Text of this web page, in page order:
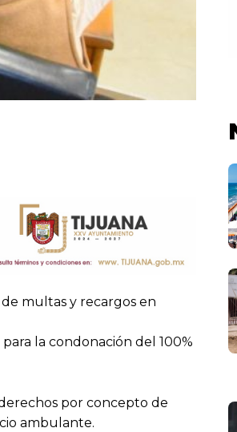
multas y recargos en
la condonación del 100%
por concepto de
ambulante.